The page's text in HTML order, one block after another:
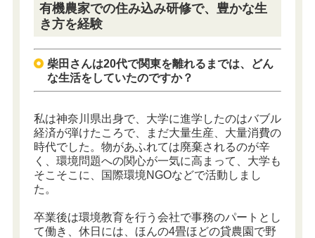
有機農家での住み込み研修で、豊かな生
き方を経験
柴田さんは20代で関東を離れるまでは、どん
な生活をしていたのですか？
私は神奈川県出身で、大学に進学したのはバブル
経済が弾けたころで、まだ大量生産、大量消費の
時代でした。物があふれては廃棄されるのが辛
く、環境問題への関心が一気に高まって、大学も
そこそこに、国際環境NGOなどで活動しまし
た。
卒業後は環境教育を行う会社で事務のパートとし
て働き、休日には、ほんの4畳ほどの貸農園で野